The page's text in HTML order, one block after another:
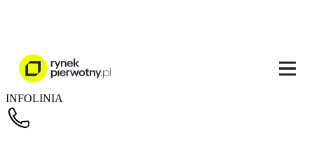
INFOLINIA